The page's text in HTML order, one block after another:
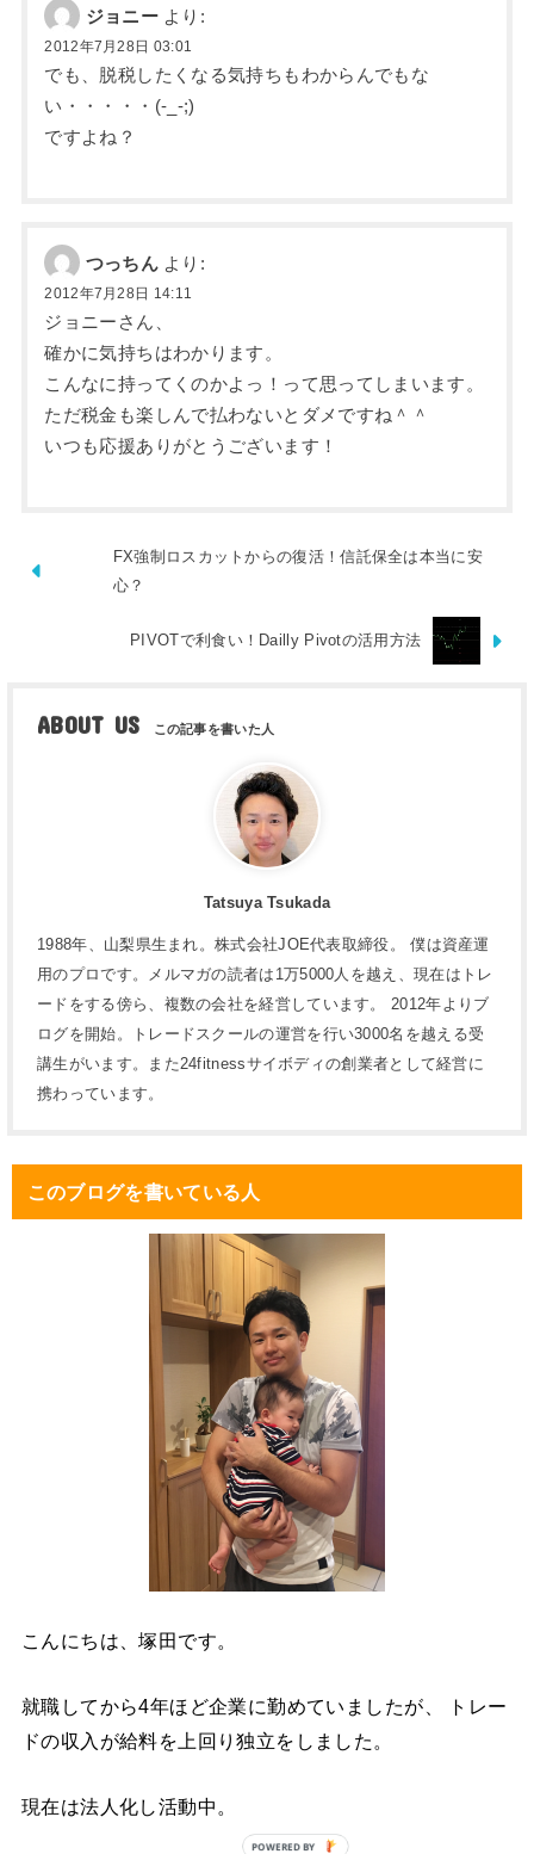
ジョニー より:
2012年7月28日 03:01
でも、脱税したくなる気持ちもわからんでもな
い・・・・・(-_-;)
ですよね？
つっちん より:
2012年7月28日 14:11
ジョニーさん、
確かに気持ちはわかります。
こんなに持ってくのかよっ！って思ってしまいます。
ただ税金も楽しんで払わないとダメですね＾＾
いつも応援ありがとうございます！
FX強制ロスカットからの復活！信託保全は本当に安
心？
PIVOTで利食い！Dailly Pivotの活用方法
ABOUT US
Tatsuya Tsukada
1988年、山梨県生まれ。株式会社JOE代表取締役。 僕は資産運
用のプロです。メルマガの読者は1万5000人を越え、現在はトレ
ードをする傍ら、複数の会社を経営しています。 2012年よりブ
ログを開始。トレードスクールの運営を行い3000名を越える受
講生がいます。また24fitnessサイボディの創業者として経営に
携わっています。
このブログを書いている人
こんにちは、塚田です。
就職してから4年ほど企業に勤めていましたが、 トレー
ドの収入が給料を上回り独立をしました。
現在は法人化し活動中。